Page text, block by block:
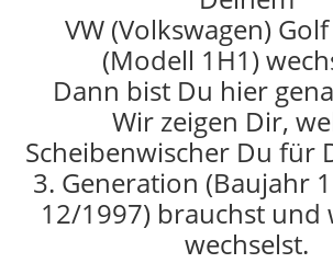
VW (Volkswagen)
(Modell 1H1)
Dann bist Du hier
Wir zeigen Dir,
Scheibenwischer Du für
3. Generation (Baujahr
12/1997) brauchst und
wechselst.